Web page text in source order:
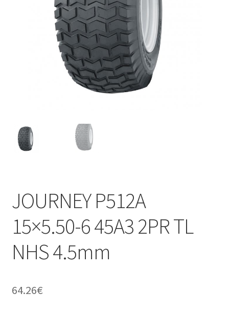
JOURNEY P512A
15×5.50-6 45A3 2PR TL
NHS 4.5mm
64.26€